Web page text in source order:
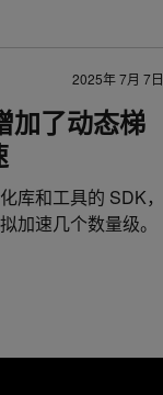
2025年 7月 7日
加了动态梯
库和工具的 SDK，
加速几个数量级。